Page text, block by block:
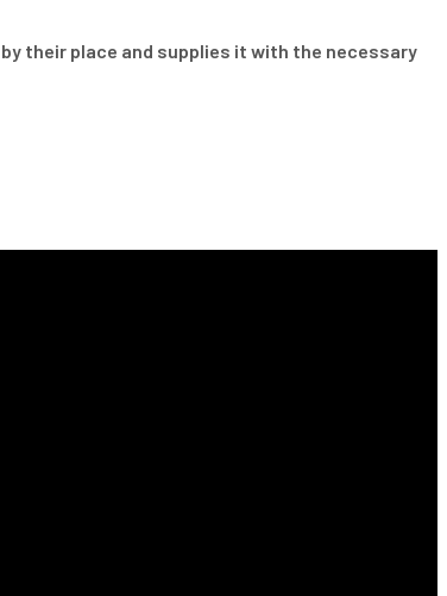
their place and supplies it with the necessary